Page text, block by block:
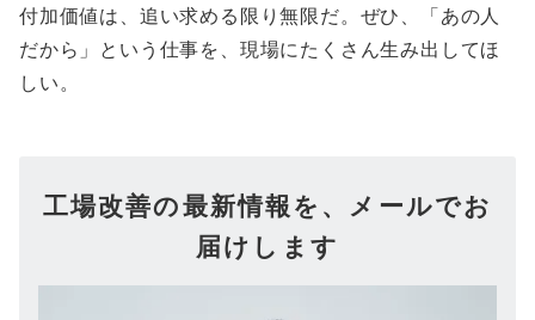
付加価値は、追い求める限り無限だ。ぜひ、「あの人
だから」という仕事を、現場にたくさん生み出してほ
しい。
工場改善の最新情報を、メールでお
届けします